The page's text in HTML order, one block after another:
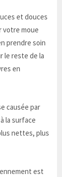
et douces
votre moue
prendre soin
le reste de la
en
causée par
la surface
nettes, plus
est